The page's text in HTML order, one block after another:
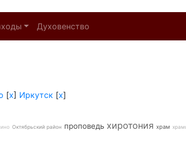
Духовенство
[x] Иркутск [x]
Октябрьский район проповедь хиротония храм